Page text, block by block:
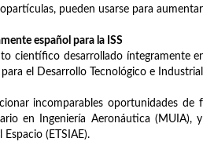
pueden usarse para
español para la ISS
científico desarrollado íntegramente
el Desarrollo Tecnológico e
incomparables oportunidades de
en Ingeniería Aeronáutica
(ETSIAE).